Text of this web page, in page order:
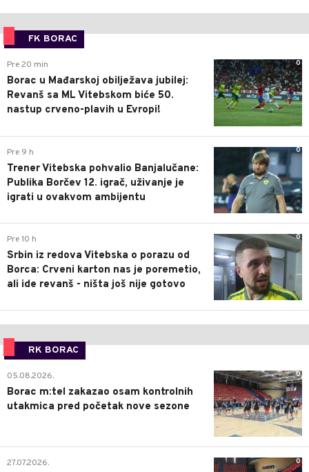
FK BORAC
0
Pre 20 min
Borac u Mađarskoj obilježava jubilej:
Revanš sa ML Vitebskom biće 50.
nastup crveno-plavih u Evropi!
0
Pre 9 h
Trener Vitebska pohvalio Banjalučane:
Publika Borčev 12. igrač, uživanje je
igrati u ovakvom ambijentu
0
Pre 10 h
Srbin iz redova Vitebska o porazu od
Borca: Crveni karton nas je poremetio,
ali ide revanš - ništa još nije gotovo
RK BORAC
0
05.08.2026.
Borac m:tel zakazao osam kontrolnih
utakmica pred početak nove sezone
0
27.07.2026.